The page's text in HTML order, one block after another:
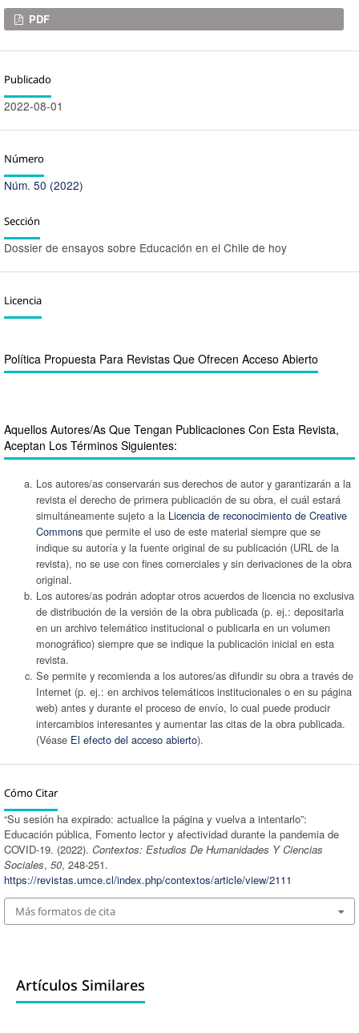
Descargas
PDF
Publicado
2022-08-01
Número
Núm. 50 (2022)
Sección
Dossier de ensayos sobre Educación en el Chile de hoy
Licencia
Política Propuesta Para Revistas Que Ofrecen Acceso Abierto
Aquellos Autores/as Que Tengan Publicaciones Con Esta Revista,
Aceptan Los Términos Siguientes:
Los autores/as conservarán sus derechos de autor y garantizarán a la
revista el derecho de primera publicación de su obra, el cuál estará
simultáneamente sujeto a la Licencia de reconocimiento de Creative
Commonsque permite el uso de este material siempre que se
indique su autoría y la fuente original de su publicación (URL de la
revista), no se use con fines comerciales y sin derivaciones de la obra
original.
Los autores/as podrán adoptar otros acuerdos de licencia no exclusiva
de distribución de la versión de la obra publicada (p. ej.: depositarla
en un archivo telemático institucional o publicarla en un volumen
monográfico) siempre que se indique la publicación inicial en esta
revista.
Se permite y recomienda a los autores/as difundir su obra a través de
Internet (p. ej.: en archivos telemáticos institucionales o en su página
web) antes y durante el proceso de envío, lo cual puede producir
intercambios interesantes y aumentar las citas de la obra publicada.
(Véase El efecto del acceso abierto).
Cómo Citar
“Su sesión ha expirado: actualice la página y vuelva a intentarlo”:
Educación pública, Fomento lector y afectividad durante la pandemia de
COVID-19. (2022). Contextos: Estudios De Humanidades Y Ciencias
Sociales, 50, 248-251.
https://revistas.umce.cl/index.php/contextos/article/view/2111
Más formatos de cita
Artículos Similares